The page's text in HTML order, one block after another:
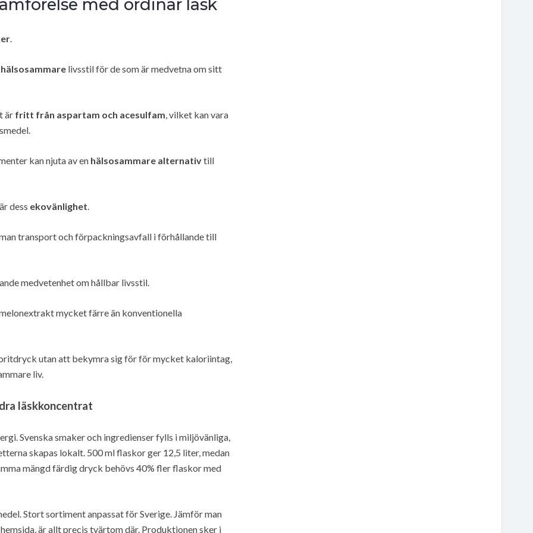
med ordinär läsk
.
hälsosammare livsstil för de som är medvetna om sitt
är fritt från aspartam och acesulfam, vilket kan vara
kan njuta av en hälsosammare alternativtill
dess ekovänlighet.
transport och förpackningsavfall i förhållande till
medvetenhet om hållbar livsstil.
mycket färre än konventionella
utan att bekymra sig för för mycket kaloriintag,
liv.
läskkoncentrat
Svenska smaker och ingredienser fylls i miljövänliga,
skapas lokalt. 500 ml flaskor ger 12,5 liter, medan
mängd färdig dryck behövs 40% fler flaskor med
Stort sortiment anpassat för Sverige. Jämför man
är allt precis tvärtom där. Produktionen sker i